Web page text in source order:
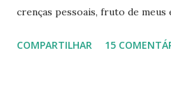
crenças pessoais, fruto de meus
porque nem mesmo eu as tenho
COMPARTILHAR 15